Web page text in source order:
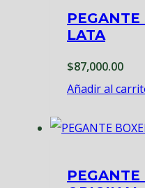
LATA
$87,000.00
Añadir al
PEGANTE